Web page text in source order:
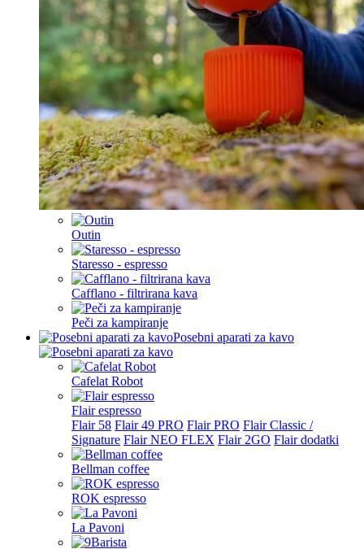
Outin
Staresso - espresso
Cafflano - filtrirana kava
Peči za kampiranje
Posebni aparati za kavo
Cafelat Robot
Flair espresso
Flair 58 Flair 49 PRO Flair PRO Flair Classic /
Signature Flair NEO FLEX Flair 2GO Flair dodatki
Bellman coffee
ROK espresso
La Pavoni